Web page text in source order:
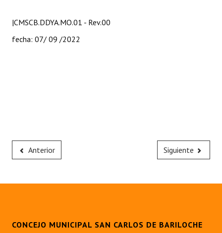
|CMSCB.DDYA.MO.01 - Rev.00
fecha: 07/ 09 /2022
Anterior Siguiente
CONCEJO MUNICIPAL SAN CARLOS DE BARILOCHE